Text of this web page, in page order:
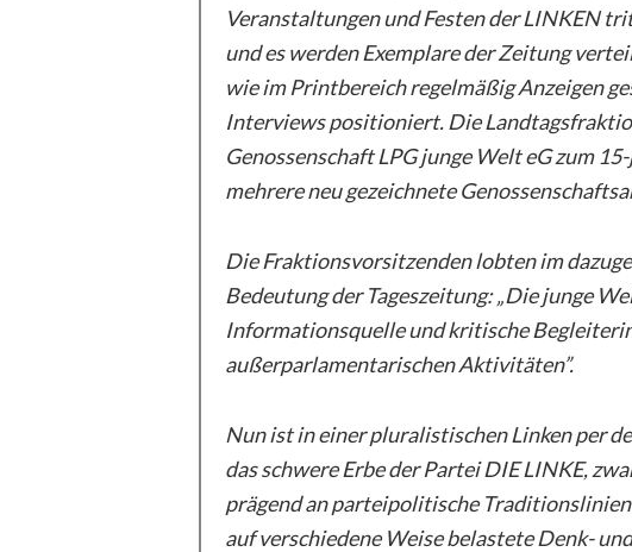
Veranstaltungen und Festen der LINKEN
und es werden Exemplare der Zeitung
wie im Printbereich regelmäßig Anzeigen
Interviews positioniert. Die
Genossenschaft LPG junge Welt eG zum
mehrere neu gezeichnete
Die Fraktionsvorsitzenden lobten im
Bedeutung der Tageszeitung: „Die junge
Informationsquelle und kritische
außerparlamentarischen Aktivitäten”.
Nun ist in einer pluralistischen Linken per
das schwere Erbe der Partei DIE LINKE,
prägend an parteipolitische
auf verschiedene Weise belastete Denk-